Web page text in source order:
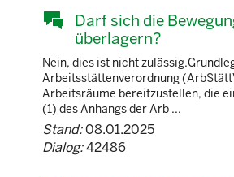
Darf sich die
überlagern?
Nein, dies ist nicht
Arbeitsstättenverordnung
Arbeitsräume bereitzustellen, die
(1) des Anhangs der Arb ...
Stand:08.01.2025
Dialog:42486